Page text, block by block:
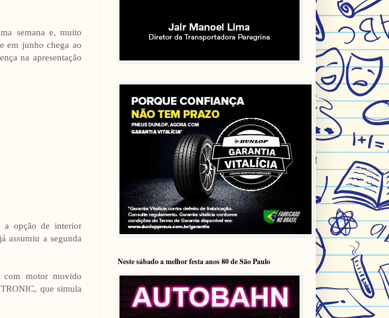
semana e, muito
em junho chega ao
na apresentação
a opção de interior
assumiu a segunda
com motor movido
que simula
Neste sábado a melhor festa anos 80 de São Paulo